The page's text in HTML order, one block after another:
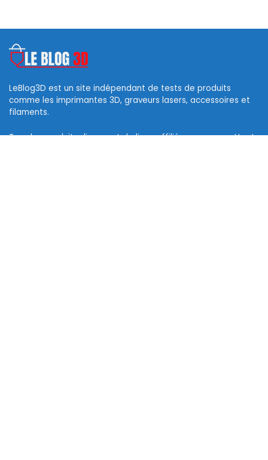
LeBlog3D est un site indépendant de tests de produits
comme les imprimantes 3D, graveurs lasers, accessoires et
filaments.
Tous les produits disposent de liens affiliés vous permettant